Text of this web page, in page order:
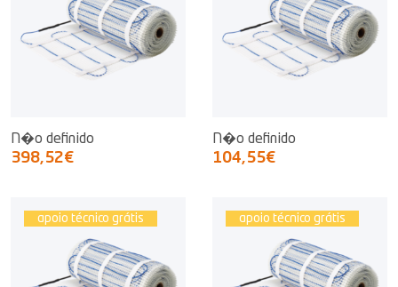
N�o definido
398,52€
N�o definido
104,55€
apoio técnico grátis apoio técnico grátis